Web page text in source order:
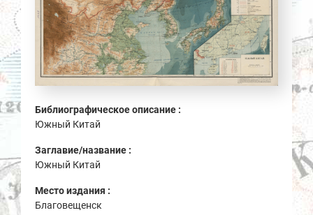
Контакты
Партнеры
Библиографическое описание :
Южный Китай
Заглавие/название :
Южный Китай
Место издания :
Благовещенск